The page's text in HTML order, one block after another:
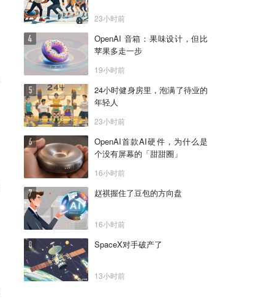
23小时前
OpenAI 音箱：果味设计，但比
苹果多走一步
19小时前
24小时健身房里，泡满了待业的
年轻人
23小时前
OpenAI首款AI硬件，为什么是
个没有屏幕的「甜甜圈」
16小时前
赵祺握住了豆包的方向盘
16小时前
SpaceX对手破产了
13小时前